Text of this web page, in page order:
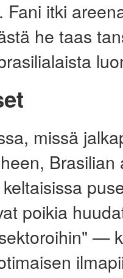
Fani itki
he taas
missä
poikia
—